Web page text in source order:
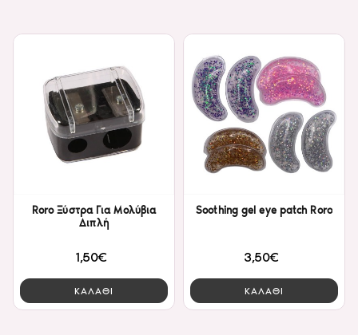
Roro Ξύστρα Για Μολύβια
Διπλή
1,50€
ΚΑΛΑΘΙ
Soothing gel eye patch Roro
3,50€
ΚΑΛΑΘΙ